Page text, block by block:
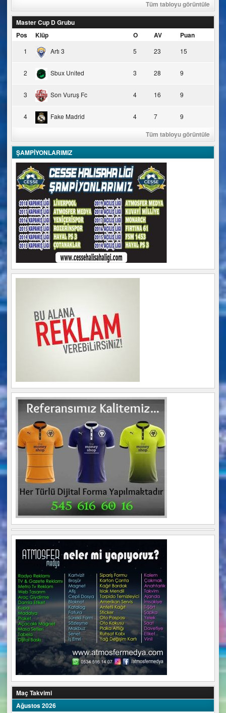
Tüm tabloyu görüntüle
Master Cup D Grubu
Pos
Klüp O AV Puan
1 Artı 3 5 23 15
2 Sbux United 3 28 9
3 Son Vuruş Fc 4 16 9
4 Fake Madrid 4 7 9
Tüm tabloyu görüntüle
ŞAMPİYONLARIMIZ
Maç Takvimi
Ağustos 2026